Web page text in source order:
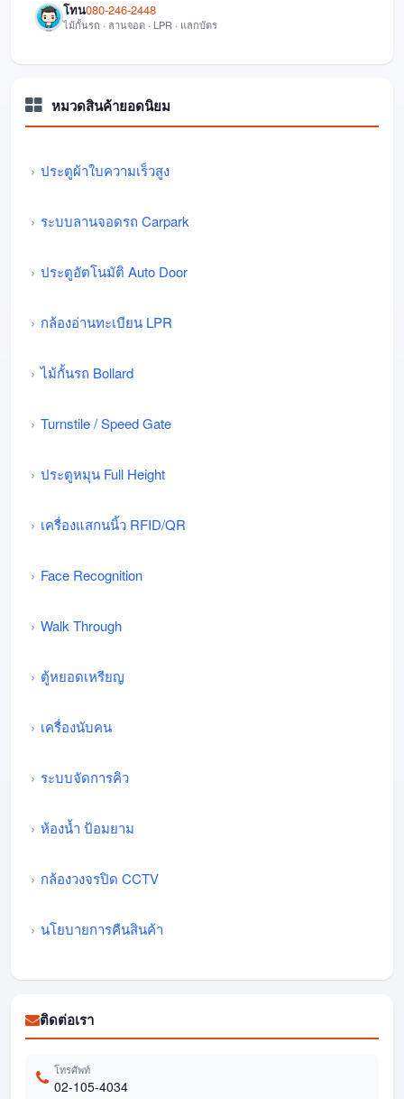
โทน080-246-2448
ไม้กั้นรถ · ลานจอด · LPR · แลกบัตร
หมวดสินค้ายอดนิยม
ประตูผ้าใบความเร็วสูง
ระบบลานจอดรถ Carpark
ประตูอัตโนมัติ Auto Door
กล้องอ่านทะเบียน LPR
ไม้กั้นรถ Bollard
Turnstile / Speed Gate
ประตูหมุน Full Height
เครื่องแสกนนิ้ว RFID/QR
Face Recognition
Walk Through
ตู้หยอดเหรียญ
เครื่องนับคน
ระบบจัดการคิว
ห้องน้ำ ป้อมยาม
กล้องวงจรปิด CCTV
นโยบายการคืนสินค้า
ติดต่อเรา
โทรศัพท์
02-105-4034